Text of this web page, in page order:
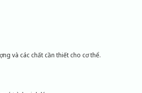
và các chất cần thiết cho cơ thể.